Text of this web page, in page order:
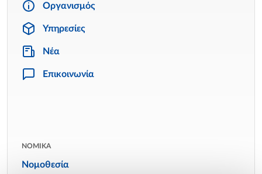
Οργανισμός
Υπηρεσίες
Νέα
Επικοινωνία
ΝΟΜΙΚΑ
Νομοθεσία